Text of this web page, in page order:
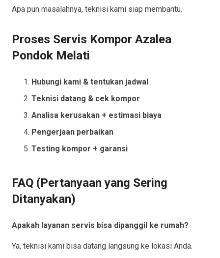
Apa pun masalahnya, teknisi kami siap membantu.
Proses Servis Kompor Azalea
Pondok Melati
Hubungi kami & tentukan jadwal
Teknisi datang & cek kompor
Analisa kerusakan + estimasi biaya
Pengerjaan perbaikan
Testing kompor + garansi
FAQ (Pertanyaan yang Sering
Ditanyakan)
Apakah layanan servis bisa dipanggil ke rumah?
Ya, teknisi kami bisa datang langsung ke lokasi Anda.